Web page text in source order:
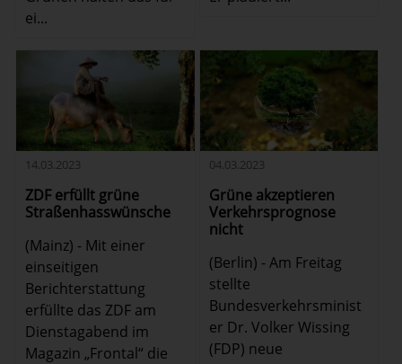
ei...
14.03.2023
ZDF erfüllt grüne
Straßenhasswünsche
(Mainz) - Mit einer
einseitigen
Berichterstattung
erfüllte das ZDF am
Dienstagabend im
Magazin „Frontal“ die
04.03.2023
Grüne akzeptieren
Verkehrsprognose
nicht
(Berlin) - Am Freitag
stellte
Bundesverkehrsminist
er Dr. Volker Wissing
(FDP) neue